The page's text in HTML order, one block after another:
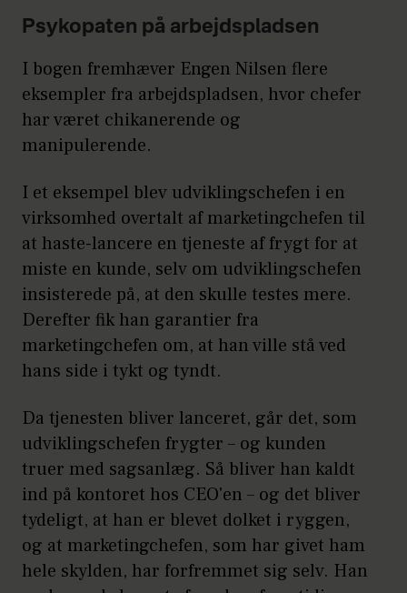
Psykopaten på arbejdspladsen
I bogen fremhæver Engen Nilsen flere
eksempler fra arbejdspladsen, hvor chefer
har været chikanerende og
manipulerende.
I et eksempel blev udviklingschefen i en
virksomhed overtalt af marketingchefen til
at haste-lancere en tjeneste af frygt for at
miste en kunde, selv om udviklingschefen
insisterede på, at den skulle testes mere.
Derefter fik han garantier fra
marketingchefen om, at han ville stå ved
hans side i tykt og tyndt.
Da tjenesten bliver lanceret, går det, som
udviklingschefen frygter – og kunden
truer med sagsanlæg. Så bliver han kaldt
ind på kontoret hos CEO'en – og det bliver
tydeligt, at han er blevet dolket i ryggen,
og at marketingchefen, som har givet ham
hele skylden, har forfremmet sig selv. Han